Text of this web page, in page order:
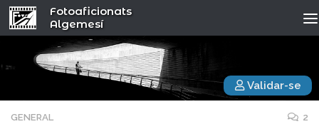
Fotoaficionats
Algemesí
Validar-se
GENERAL 2